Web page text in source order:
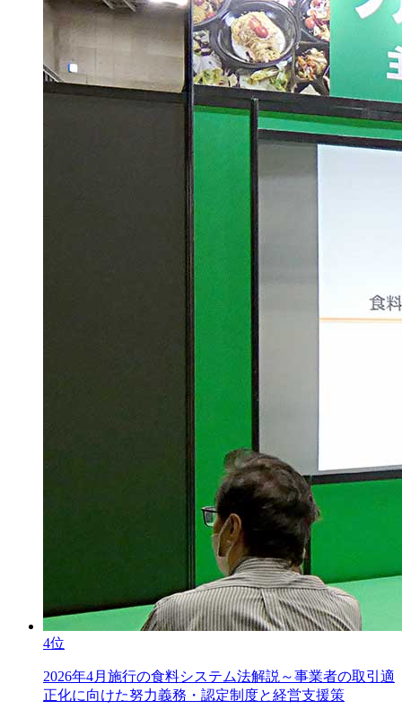
4位
2026年4月施行の食料システム法解説～事業者の取引適
正化に向けた努力義務・認定制度と経営支援策